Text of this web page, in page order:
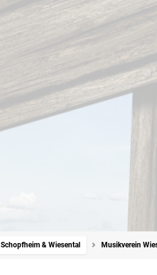
Schopfheim & Wiesental Musikverein